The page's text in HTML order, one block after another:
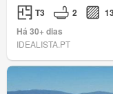
T3 2
Há 30+ dias
IDEALISTA.PT